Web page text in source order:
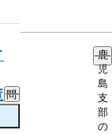
問
い
鹿
児
島
支
部
の